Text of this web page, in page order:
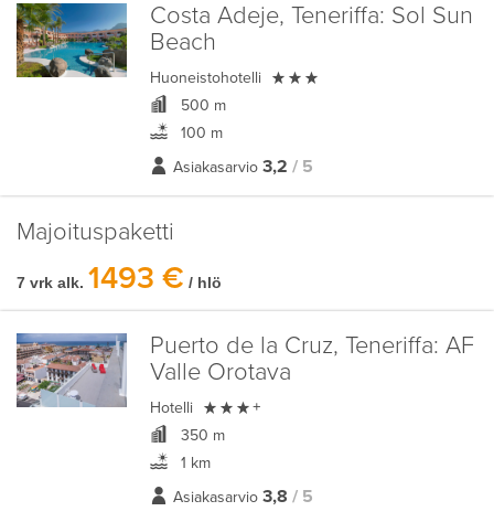
Costa Adeje, Teneriffa: Sol Sun
Beach
Huoneistohotelli 
500 m
100 m
Asiakasarvio 3,2 / 5
Majoituspaketti
7 vrk alk. 1493 € / hlö
Puerto de la Cruz, Teneriffa: AF
Valle Orotava
Hotelli  +
350 m
1 km
Asiakasarvio 3,8 / 5